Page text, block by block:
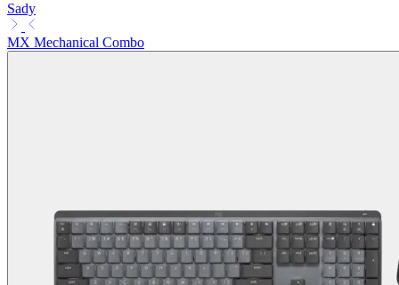
Sady
MX Mechanical Combo